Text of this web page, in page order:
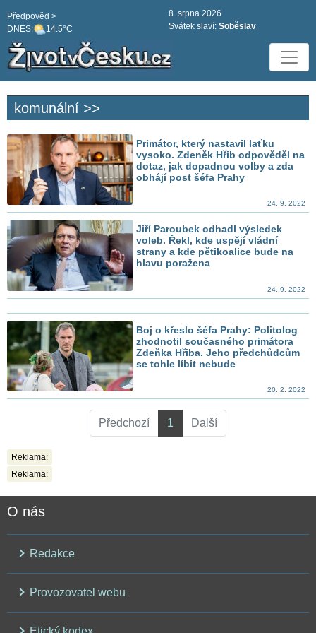
DNES: 14.5°C
Předpověd >
8. srpna 2026
Svátek slaví: Soběslav
komunální >>
Primátor, který nastavil laťku
vysoko. Zdeněk Hřib odpověděl na
dotaz, jak dopadnou volby a zda
obhájí post šéfa Prahy
24. 9. 2022
Jiří Paroubek odhadl výsledek
voleb. Řekl, kde uspějí vládní
strany a kde pětikoalice bude na
hlavu poražena
24. 9. 2022
Boj o křeslo šéfa Prahy: Politolog
zhodnotil současného primátora
Zdeňka Hřiba. Jeho předchůdcům
se tohle líbit nebude
20. 2. 2022
Předchozí 1 Další
Reklama:
Reklama:
O nás
Redakce
Provozovatel webu